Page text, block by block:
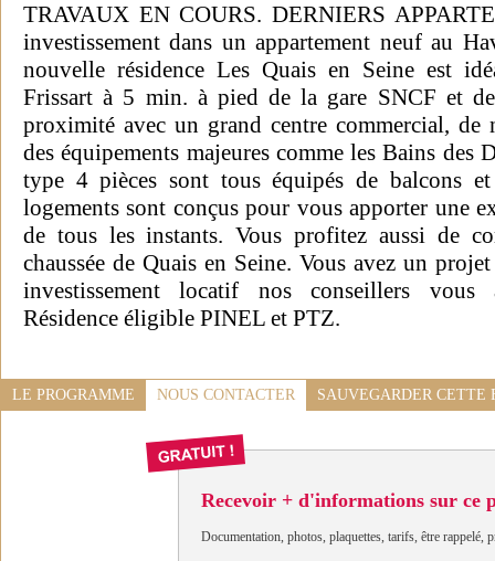
TRAVAUX EN COURS. DERNIERS
investissement dans un appartement neuf au
nouvelle résidence Les Quais en Seine est
Frissart à 5 min. à pied de la gare SNCF et
proximité avec un grand centre commercial, de
des équipements majeures comme les Bains des
type 4 pièces sont tous équipés de balcons
logements sont conçus pour vous apporter une
de tous les instants. Vous profitez aussi de
chaussée de Quais en Seine. Vous avez un
investissement locatif nos conseillers vous
Résidence éligible PINEL et PTZ.
LE PROGRAMME NOUS CONTACTER SAUVEGARDER CETTE
Recevoir + d'informations sur ce
Documentation, photos, plaquettes, tarifs, être rappelé,